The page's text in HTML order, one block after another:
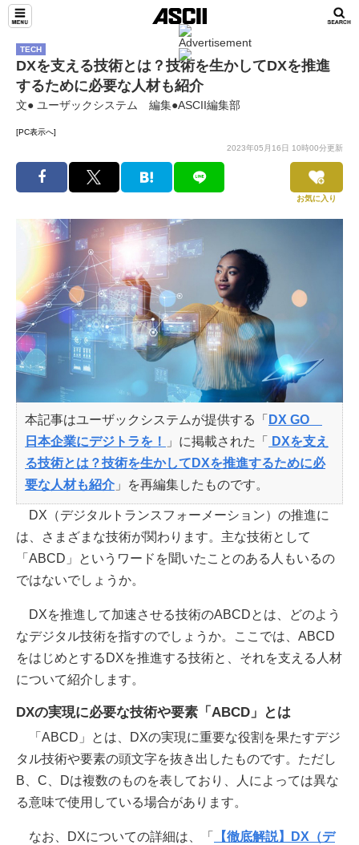
TECH
DXを支える技術とは？技術を生かしてDXを推進
するために必要な人材も紹介
文● ユーザックシステム 編集●ASCII編集部
[PC表示へ]
2023年05月16日 10時00分更新
お気に入り
本記事はユーザックシステムが提供する「 DX GO
日本企業にデジトラを！
」に掲載された「
DXを支え
る技術とは？技術を生かしてDXを推進するために必
要な人材も紹介 」を再編集したものです。
DX（デジタルトランスフォーメーション）の推進に
は、さまざまな技術が関わります。主な技術として
「ABCD」というワードを聞いたことのある人もいるの
ではないでしょうか。
DXを推進して加速させる技術のABCDとは、どのよう
なデジタル技術を指すのでしょうか。ここでは、ABCD
をはじめとするDXを推進する技術と、それを支える人材
について紹介します。
DXの実現に必要な技術や要素「ABCD」とは
「ABCD」とは、DXの実現に重要な役割を果たすデジ
タル技術や要素の頭文字を抜き出したものです。ただし
B、C、Dは複数のものを表しており、人によっては異な
る意味で使用している場合があります。
なお、DXについての詳細は、「
【徹底解説】DX（デ